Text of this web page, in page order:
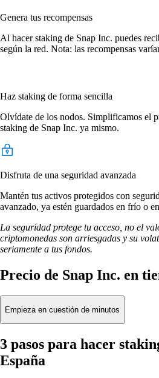
Genera tus recompensas
Al hacer staking de Snap Inc. puedes
según la red. Nota: las recompensas
Haz staking de forma sencilla
Olvídate de los nodos. Simplificamos el
staking de Snap Inc. ya mismo.
Disfruta de una seguridad avanzada
Mantén tus activos protegidos con
avanzado, ya estén guardados en frío o
La seguridad protege tu acceso, no el
criptomonedas son arriesgadas y su
seriamente a tus fondos.
Precio de Snap Inc. en
Empieza en cuestión de minutos
3 pasos para hacer
España